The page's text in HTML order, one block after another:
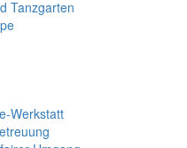
Tanzgarten
Werkstatt